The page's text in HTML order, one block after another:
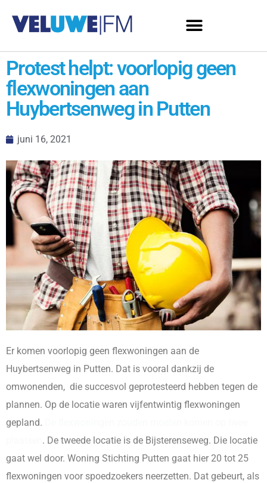
Protest helpt: voorlopig geen
flexwoningen aan
Huybertsenweg in Putten
juni 16, 2021
Er komen voorlopig geen flexwoningen aan de
Huybertsenweg in Putten. Dat is vooral dankzij de
omwonenden, die succesvol geprotesteerd hebben tegen de
plannen. Op de locatie waren vijfentwintig flexwoningen
gepland.
. De tweede locatie is de Bijsterenseweg. Die locatie
gaat wel door. Woning Stichting Putten gaat hier 20 tot 25
flexwoningen voor spoedzoekers neerzetten. Dat gebeurt, als